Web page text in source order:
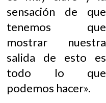
sensación de que
tenemos que
mostrar nuestra
salida de esto es
todo lo que
podemos hacer».